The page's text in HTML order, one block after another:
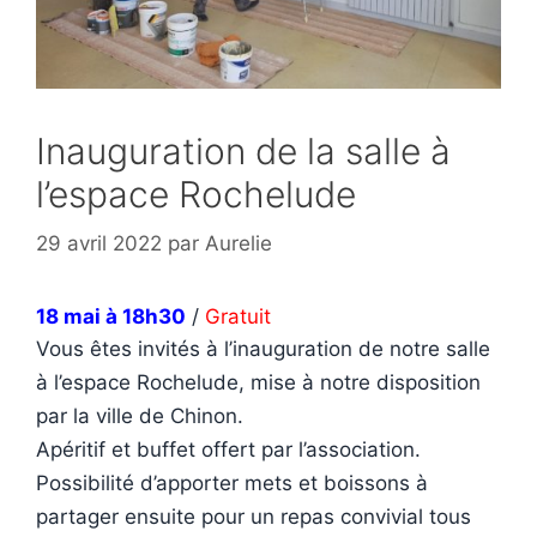
Inauguration de la salle à
l’espace Rochelude
29 avril 2022 par Aurelie
18 mai à 18h30 / Gratuit
Vous êtes invités à l’inauguration de notre salle
à l’espace Rochelude, mise à notre disposition
par la ville de Chinon.
Apéritif et buffet offert par l’association.
Possibilité d’apporter mets et boissons à
partager ensuite pour un repas convivial tous